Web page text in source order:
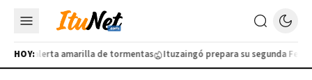
HOY:
por alerta amarilla de tormentas Ituzaingó prepara su segunda Feria